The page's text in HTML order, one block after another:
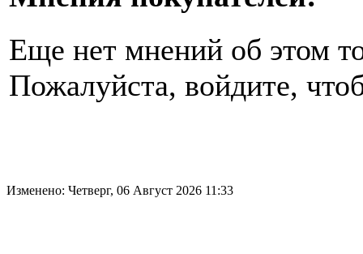
Еще нет мнений об этом
Пожалуйста, войдите,
Изменено: Четверг, 06 Август 2026 11:33